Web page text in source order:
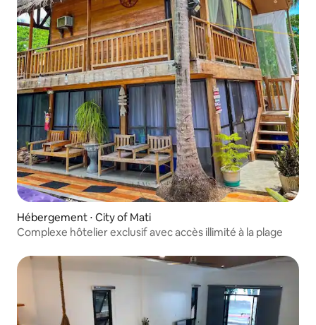
Hébergement ⋅ City of Mati
Complexe hôtelier exclusif avec accès illimité à la plage